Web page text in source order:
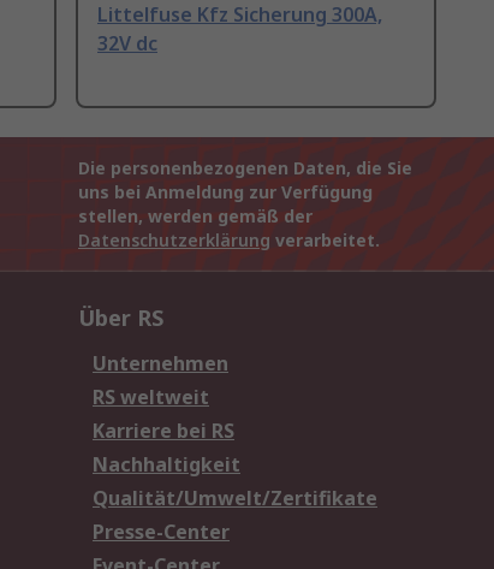
Littelfuse Kfz Sicherung 300A,
32V dc
Die personenbezogenen Daten, die Sie
uns bei Anmeldung zur Verfügung
stellen, werden gemäß der
Datenschutzerklärung verarbeitet.
Über RS
Unternehmen
RS weltweit
Karriere bei RS
Nachhaltigkeit
Qualität/Umwelt/Zertifikate
Presse-Center